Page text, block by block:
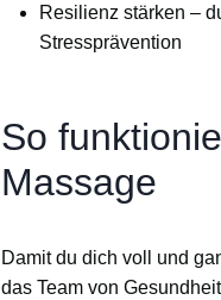
Resilienz stärken –
Stressprävention
So
Massage
Damit du dich voll und
das Team von